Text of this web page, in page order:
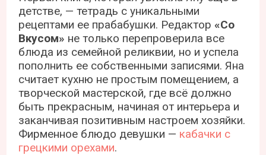
детстве, — тетрадь с уникальными
рецептами ее прабабушки. Редактор«Со
Вкусом» не только перепроверила все
блюда из семейной реликвии, но и успела
пополнить ее собственными записями. Яна
считает кухню не простым помещением, а
творческой мастерской, где всё должно
быть прекрасным, начиная от интерьера и
заканчивая позитивным настроем хозяйки.
Фирменное блюдо девушки — кабачки с
грецкими орехами.